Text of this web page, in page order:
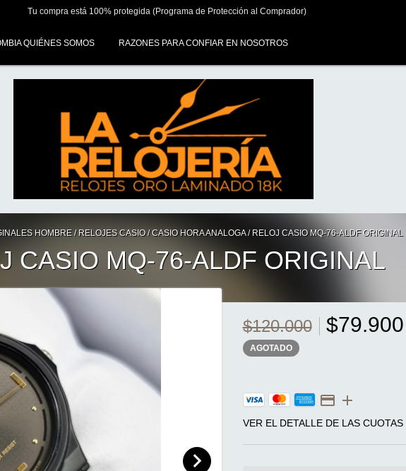
Tu compra está 100% protegida (Programa de Protección al Comprador)
QUIÉNES SOMOS RAZONES PARA CONFIAR EN NOSOTROS
HOMBRE / RELOJES CASIO / CASIO HORA ANALOGA / RELOJ CASIO MQ-76-ALDF ORIGINAL
CASIO MQ-76-ALDF ORIGINAL
$120.000 $79.900
AGOTADO
VER EL DETALLE DE LAS CUOTAS